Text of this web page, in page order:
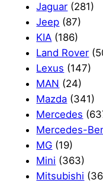
Jaguar (281)
Jeep (87)
KIA (186)
Land Rover
Lexus (147)
MAN (24)
Mazda (341)
Mercedes
Mercedes-
MG (19)
Mini (363)
Mitsubishi